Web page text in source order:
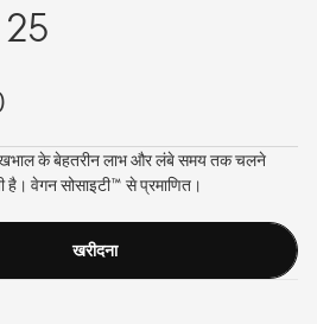
25
देखभाल के बेहतरीन लाभ और लंबे समय तक चलने
है। वेगन सोसाइटी™ से प्रमाणित।
खरीदना